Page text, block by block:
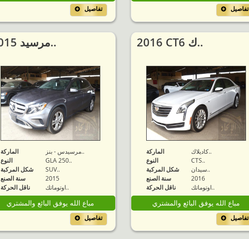
تفاصيل تفاصيل
2016 CT6 ك..
الماركة
كاديلاك..
النوع
CTS..
شكل المركبة
سيدان..
سنة الصنع
2016
ناقل الحركة
اوتوماتك..
مباع الله يوفق البائع والمشتري
تفاصيل
2015 مرسيد..
الماركة
مرسيدس - بنز..
النوع
GLA 250..
شكل المركبة
SUV..
سنة الصنع
2015
ناقل الحركة
اوتوماتك..
مباع الله يوفق البائع والمشتري
تفاصيل